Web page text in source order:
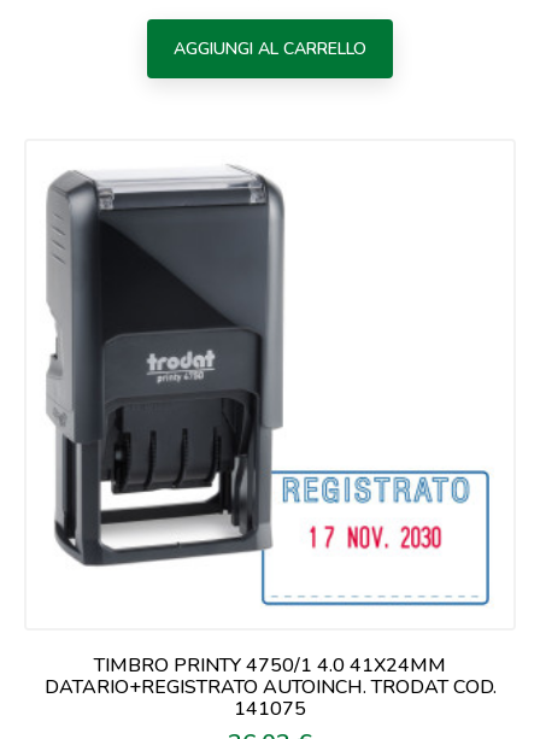
AGGIUNGI AL CARRELLO
TIMBRO PRINTY 4750/1 4.0 41X24MM
DATARIO+REGISTRATO AUTOINCH. TRODAT COD.
141075